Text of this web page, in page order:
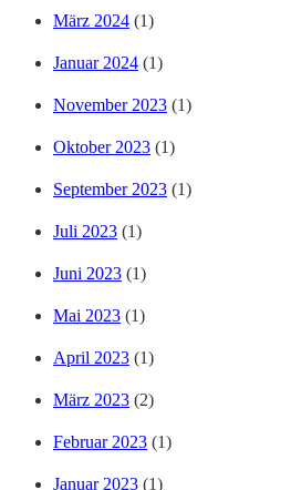
März 2024 (1)
Januar 2024 (1)
November 2023 (1)
Oktober 2023 (1)
September 2023 (1)
Juli 2023 (1)
Juni 2023 (1)
Mai 2023 (1)
April 2023 (1)
März 2023 (2)
Februar 2023 (1)
Januar 2023 (1)